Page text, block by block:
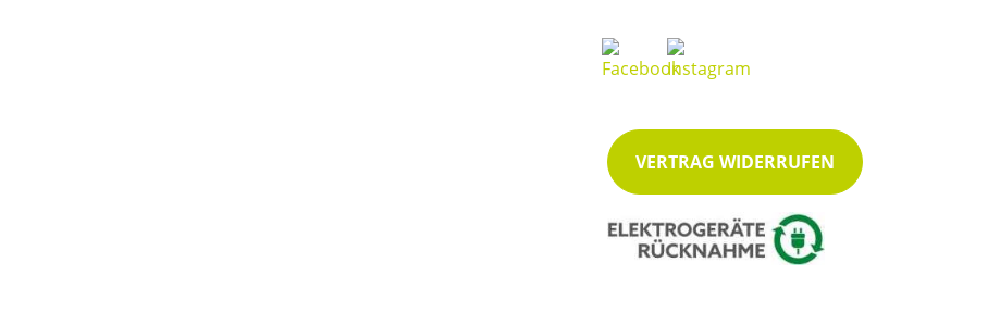
VERTRAG WIDERRUFEN